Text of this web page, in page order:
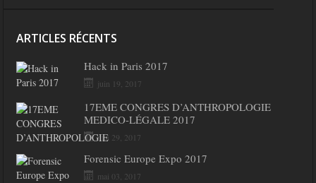
ARTICLES RÉCENTS
Hack in Paris 2017
juin 19, 2017
17EME CONGRES D’ANTHROPOLOGIE
MEDICO-LÉGALE 2017
mai 29, 2017
Forensic Europe Expo 2017
mai 03, 2017